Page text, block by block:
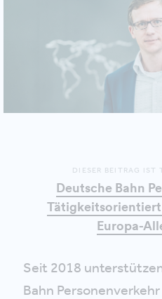
DIESER BEITRAG IST
Deutsche Bahn
Europa-
Seit 2018
Bahn